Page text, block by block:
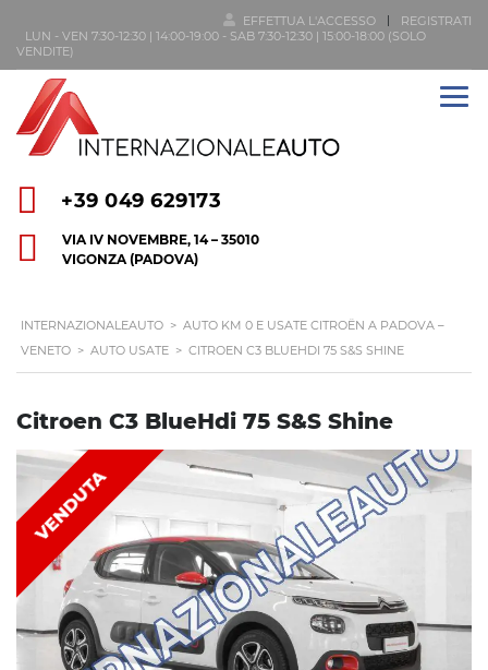
EFFETTUA L'ACCESSO
REGISTRATI
LUN - VEN 7:30-12:30 | 14:00-19:00 - SAB 7:30-12:30 | 15:00-18:00 (SOLO
VENDITE)
+39 049 629173
VIA IV NOVEMBRE, 14 – 35010
VIGONZA (PADOVA)
INTERNAZIONALEAUTO > AUTO KM 0 E USATE CITROËN A PADOVA –
VENETO > AUTO USATE > CITROEN C3 BLUEHDI 75 S&S SHINE
Citroen C3 BlueHdi 75 S&S Shine
VENDUTA